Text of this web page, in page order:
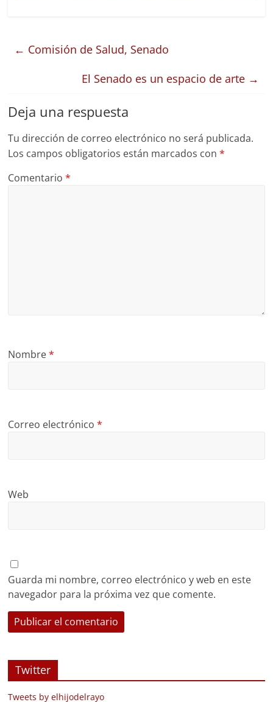
← Comisión de Salud, Senado
El Senado es un espacio de arte →
Deja una respuesta
Tu dirección de correo electrónico no será publicada.
Los campos obligatorios están marcados con*
Comentario*
Nombre*
Correo electrónico*
Web
Guarda mi nombre, correo electrónico y web en este
navegador para la próxima vez que comente.
Twitter
Tweets by elhijodelrayo